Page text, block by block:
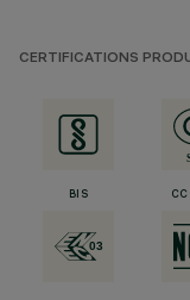
CERTIFICATIONS
BIS